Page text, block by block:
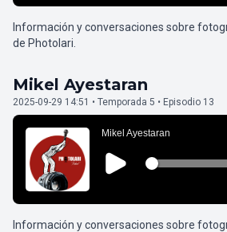
Información y conversaciones sobre
de Photolari.
Mikel Ayestaran
2025-09-29 14:51 • Temporada 5 • Episodio 13
Información y conversaciones sobre